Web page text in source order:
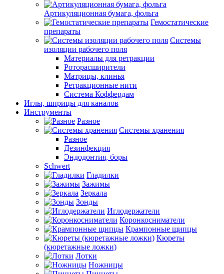
Артикуляционная бумага, фольга
Гемостатические
препараты
Системы
изоляции рабочего поля
Материалы для ретракции
Роторасширители
Матрицы, клинья
Ретракционные нити
Система Коффердам
Иглы, шприцы для каналов
Инструменты
Разное
Системы хранения
Разное
Дезинфекция
Эндодонтия, боры
Schwert
Гладилки
Зажимы
Зеркала
Зонды
Иглодержатели
Коронкосниматели
Крампонные щипцы
Кюреты
(кюретажные ложки)
Лотки
Ножницы